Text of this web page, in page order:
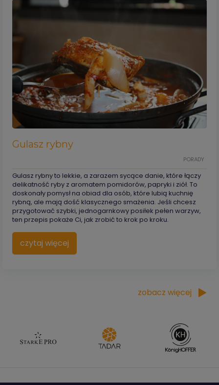
Gulasz rybny
PORADY
Gulasz rybny to lekkie, a zarazem sycące danie, które łączy
delikatność ryby z aromatem pomidorów, papryki i ziół. To
doskonały pomysł na obiad dla osób, które lubią kuchnię
rybną, ale mają dość klasycznego smażenia. Jeśli chcesz
przygotować szybki, jednogarnkowy posiłek pełen warzyw,
ten przepis pokaże Ci, jak zrobić to krok po kroku.
czytaj więcej
zobacz więcej